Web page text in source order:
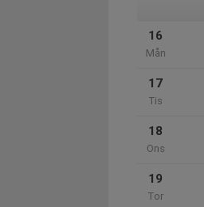
16
Mån
17
Tis
18
Ons
19
Tor